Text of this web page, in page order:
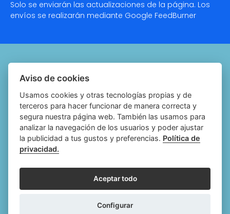
Solo se enviarán las actualizaciones de la página. Los
envíos se realizarán mediante Google FeedBurner
Política de cookies
Política de privacidad
Aviso legal
Configurar cookies
Aviso de cookies
Usamos cookies y otras tecnologías propias y de
terceros para hacer funcionar de manera correcta y
segura nuestra página web. También las usamos para
analizar la navegación de los usuarios y poder ajustar
la publicidad a tus gustos y preferencias. Política de
privacidad.
Aceptar todo
Configurar